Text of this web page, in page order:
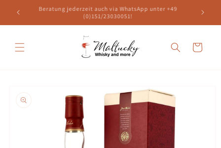
zum
Beratung jederzeit auch via WhatsApp unter +49
(0)151/23030051!
Warenkorb